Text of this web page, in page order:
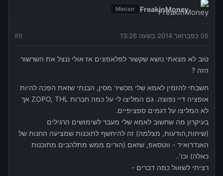
FreakinMoney
Minion
05 בפברואר 2014 בשעה 13:26 #9
טוב לא מצאתי נושא שקשור לפלאפונים אז אולי ננצל את השרשור
הזה ?
חשבתי להזמין לאמא שלי מכשיר מסין, הבנתי שזאת הפכה להיות
אופציה דיי נפוצה. גם המליצו לי על כמה חברות ZOPO, THL אך
לא המליצו על דגמים ספציפיים.
בעיקרון מה שחשוב לאמא שלי מעבר לשימושים הרגילים
(שיחות,הודעות, מצלמה) זה להיחשף לתוכנות שמציעה החנות של
האנדרואיד - ווטסאפ, שזאם (הורים ממש מתלהבים מתוכנות
כאלה) וכו'..
רציתי לשאול כמה דברים -